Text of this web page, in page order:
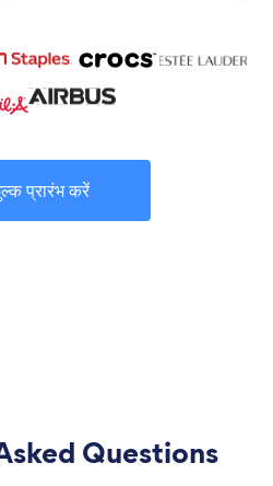
प्रारंभ करें
Questions